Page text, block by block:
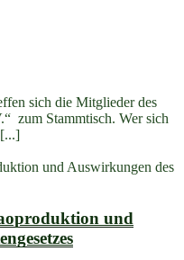
sich die Mitglieder des
zum Stammtisch. Wer sich
und